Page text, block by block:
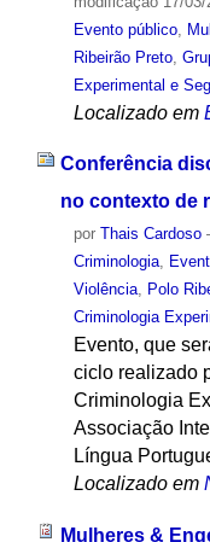
Evento público,
Ribeirão Preto,
Experimental e
Localizado em
Conferência
no contexto de
por Thais Cardoso
Criminologia,
Violência, Polo
Criminologia
Evento, que
ciclo realizado
Criminologia
Associação
Língua
Localizado em
Mulheres &